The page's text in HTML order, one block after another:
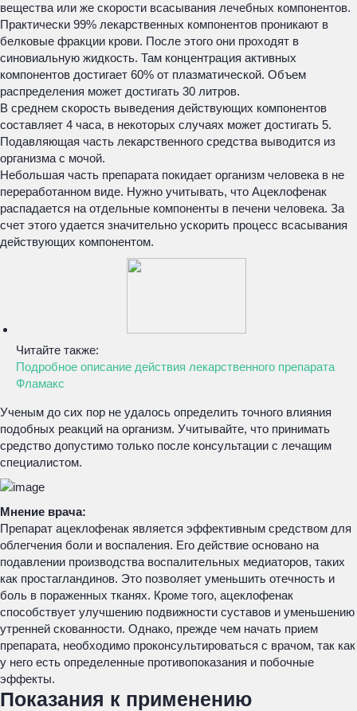
вещества или же скорости всасывания лечебных компонентов.
Практически 99% лекарственных компонентов проникают в
белковые фракции крови. После этого они проходят в
синовиальную жидкость. Там концентрация активных
компонентов достигает 60% от плазматической. Объем
распределения может достигать 30 литров.
В среднем скорость выведения действующих компонентов
составляет 4 часа, в некоторых случаях может достигать 5.
Подавляющая часть лекарственного средства выводится из
организма с мочой.
Небольшая часть препарата покидает организм человека в не
переработанном виде. Нужно учитывать, что Ацеклофенак
распадается на отдельные компоненты в печени человека. За
счет этого удается значительно ускорить процесс всасывания
действующих компонентом.
Читайте также:
Подробное описание действия лекарственного препарата
Фламакс
Ученым до сих пор не удалось определить точного влияния
подобных реакций на организм. Учитывайте, что принимать
средство допустимо только после консультации с лечащим
специалистом.
Мнение врача:
Препарат ацеклофенак является эффективным средством для
облегчения боли и воспаления. Его действие основано на
подавлении производства воспалительных медиаторов, таких
как простагландинов. Это позволяет уменьшить отечность и
боль в пораженных тканях. Кроме того, ацеклофенак
способствует улучшению подвижности суставов и уменьшению
утренней скованности. Однако, прежде чем начать прием
препарата, необходимо проконсультироваться с врачом, так как
у него есть определенные противопоказания и побочные
эффекты.
Показания к применению